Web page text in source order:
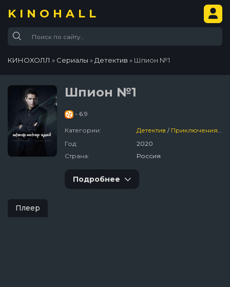
KINOHALL
КИНОХОЛЛ » Сериалы » Детектив » Шпион №1
Шпион №1
- 6.9
Категории: Детектив / Приключения/
Год:
2020
Страна:
Россия
Подробнее
Плеер